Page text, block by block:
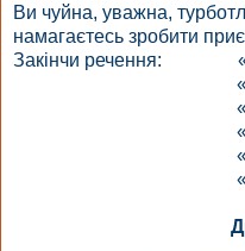
Ви чуйна, уважна,
намагаєтесь зробити
Закінчи речення:
«Для
«Для
«Для
«Для
«Для